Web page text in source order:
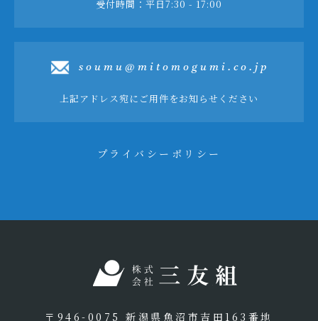
受付時間：平日7:30 - 17:00
soumu@mitomogumi.co.jp
上記アドレス宛にご用件をお知らせください
プライバシーポリシー
〒946-0075 新潟県魚沼市吉田163番地